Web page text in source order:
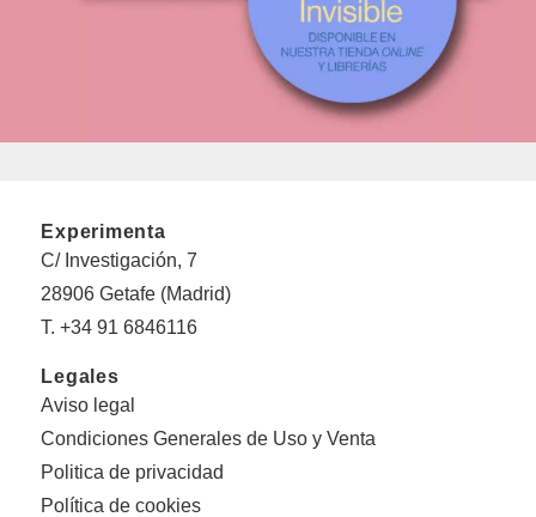
Experimenta
C/ Investigación, 7
28906 Getafe (Madrid)
T. +34 91 6846116
Legales
Aviso legal
Condiciones Generales de Uso y Venta
Politica de privacidad
Política de cookies